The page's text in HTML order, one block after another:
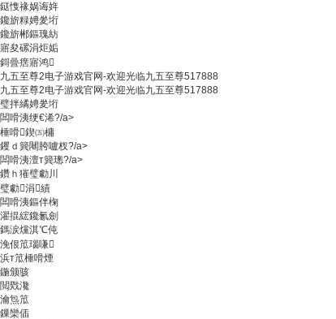
鎹愯禒娲诲姩
鑱旂粶娉夎垳
鑱旂郴鏂瑰紡
寤夋磥涓炬姤
鎶曡瘔寤鸿
九五至尊2电子游戏官网-欢迎光临九五至尊517888
九五至尊2电子游戏官网-欢迎光临九五至尊517888
璧拌繘娉夎垳
闆嗗洟绠€浠?/a>
棰嗗鍥㈤槦
钁ｄ簨闀胯嚧杈?/a>
闆嗗洟澶т簨璁?/a>
鑽ｈ獕璧勮川
璧勮涓績
闆嗗洟鏂伴椈
濯掍綋鑱氱劍
鎷涙爣淇℃伅
浼佷笟瑙嗛
浜т笟棰嗗煙
鍦颁骇
閲戣瀺
瀹炰笟
鏁欒偛